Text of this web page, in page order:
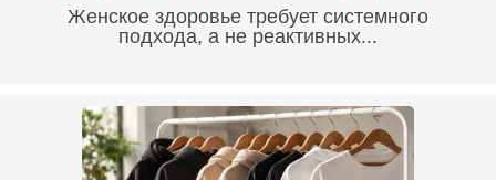
Женское здоровье требует системного
подхода, а не реактивных...